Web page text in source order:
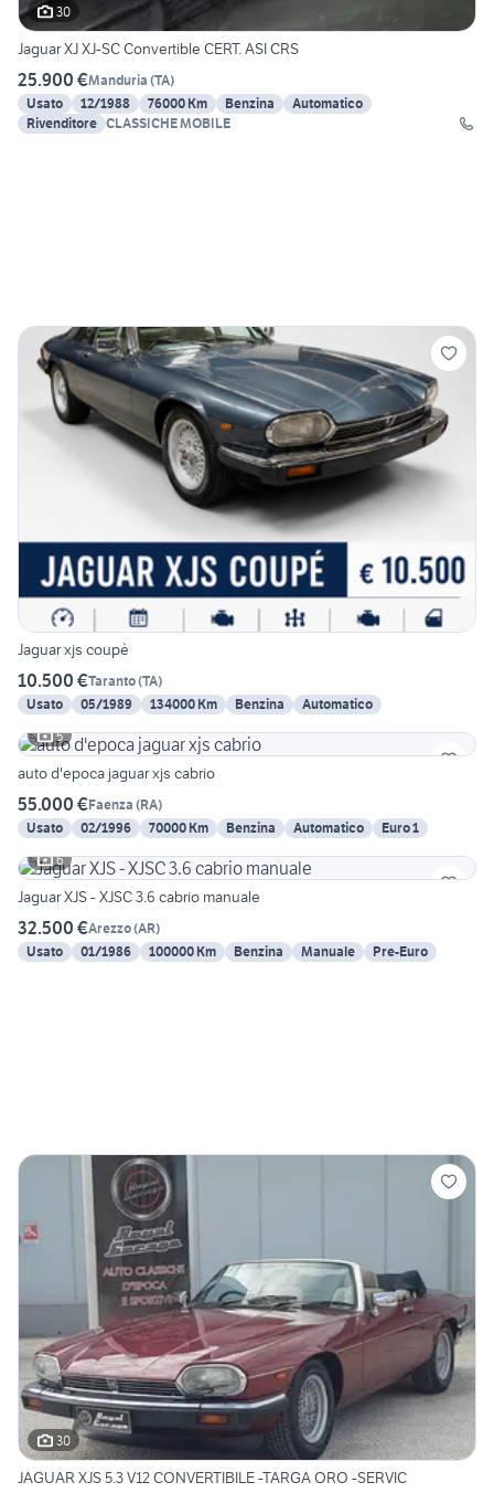
30
Jaguar XJ XJ-SC Convertible CERT. ASI CRS
25.900 €Manduria (TA)
Usato
12/1988 76000 Km Benzina
Automatico
Rivenditore CLASSICHE MOBILE
Jaguar xjs coupè
10.500 €Taranto(TA)
Usato
05/1989 134000 Km Benzina
Automatico
5
auto d'epoca jaguar xjs cabrio
55.000 €Faenza (RA)
Usato
02/1996 70000 Km Benzina Automatico
Euro 1
6
Jaguar XJS - XJSC 3.6 cabrio manuale
32.500 €Arezzo(AR)
Usato
01/1986 100000 Km Benzina Manuale Pre-Euro
30
JAGUAR XJS 5.3 V12 CONVERTIBILE -TARGA ORO -SERVIC